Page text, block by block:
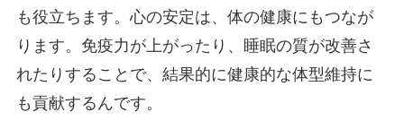
も役立ちます。心の安定は、体の健康にもつなが
ります。免疫力が上がったり、睡眠の質が改善さ
れたりすることで、結果的に健康的な体型維持に
も貢献するんです。